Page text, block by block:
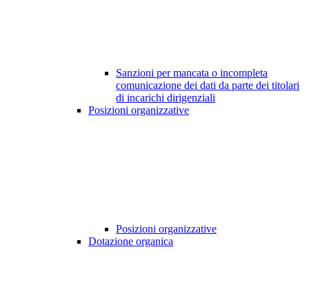
Sanzioni per mancata o incompleta
comunicazione dei dati da parte dei titolari
di incarichi dirigenziali
Posizioni organizzative
Posizioni organizzative
Dotazione organica